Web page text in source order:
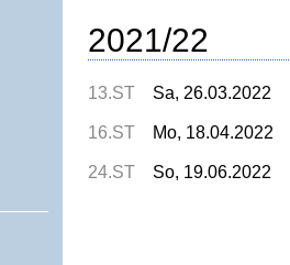
2021/22
13.ST Sa, 26.03.2022
16.ST Mo, 18.04.2022
24.ST So, 19.06.2022